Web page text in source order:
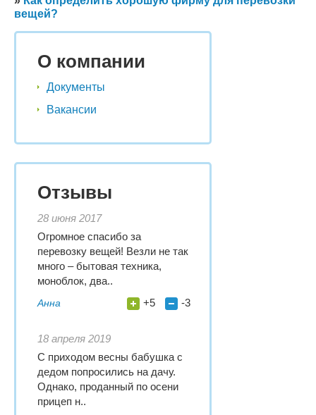
вещей?
О компании
Документы
Вакансии
Отзывы
28 июня 2017
Огромное спасибо за
перевозку вещей! Везли не так
много – бытовая техника,
моноблок, два..
Анна +5 -3
18 апреля 2019
С приходом весны бабушка с
дедом попросились на дачу.
Однако, проданный по осени
прицеп н..